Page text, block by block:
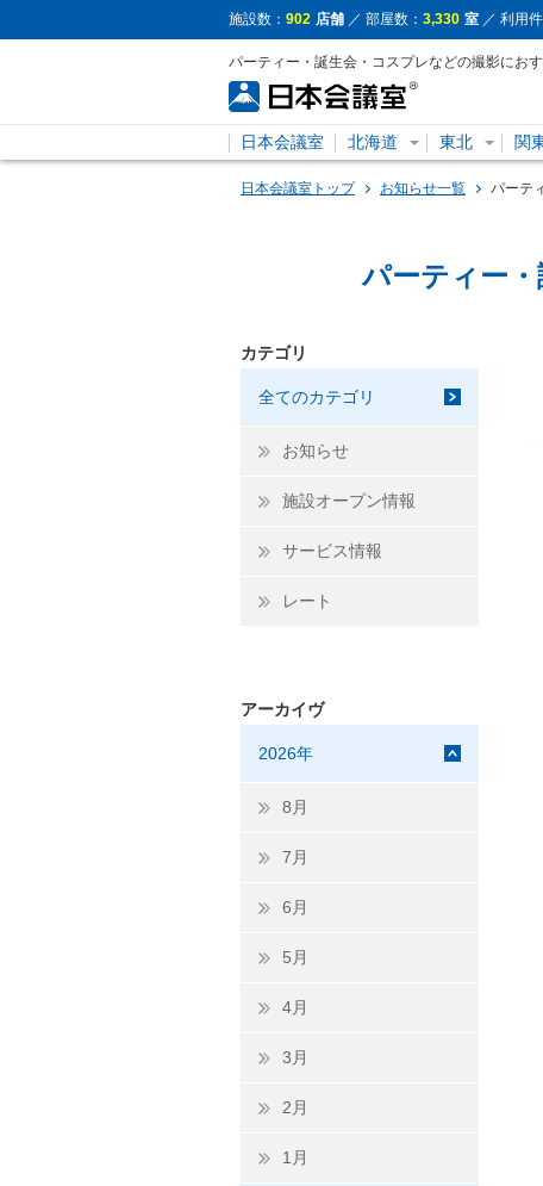
施設数： 902 店舗 ／ 部屋数： 3,330 室 ／ 利用件
パーティー・誕生会・コスプレなどの撮影にお
日本会議室 北海道 東北 関
日本会議室トップ お知らせ一覧 パーテ
パーティー
カテゴリ
全てのカテゴリ
お知らせ
施設オープン情報
サービス情報
レート
アーカイヴ
2026年
8月
7月
6月
5月
4月
3月
2月
1月